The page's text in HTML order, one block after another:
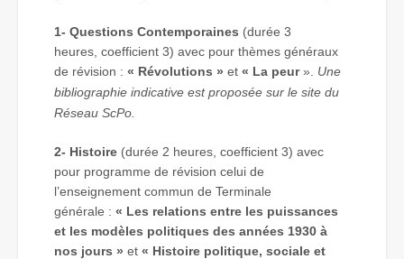
1- Questions Contemporaines (durée 3
heures, coefficient 3) avec pour thèmes généraux
de révision : « Révolutions » et « La peur». Une
bibliographie indicative est proposée sur le site du
Réseau ScPo.
2- Histoire (durée 2 heures, coefficient 3) avec
pour programme de révision celui de
l’enseignement commun de Terminale
générale : « Les relations entre les puissances
et les modèles politiques des années 1930 à
nos jours » et « Histoire politique, sociale et